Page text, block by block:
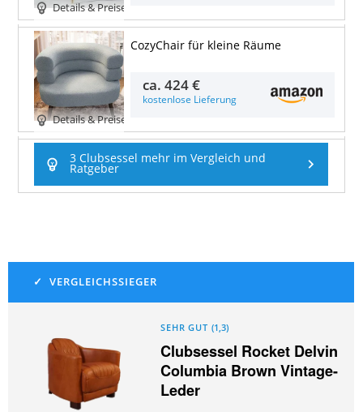
Details & Preise
Details & Preise
CozyChair für kleine Räume
ca.424 €
kostenlose Lieferung
3 Clubsessel mehr im Vergleich und
Ratgeber
SEHR GUT (1,3)
Clubsessel Rocket Delvin
Columbia Brown Vintage-
Leder